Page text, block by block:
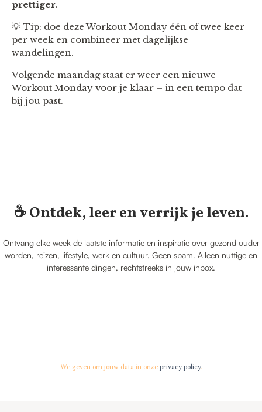
prettiger.
💡 Tip: doe deze Workout Monday één of twee keer
per week en combineer met dagelijkse
wandelingen.
Volgende maandag staat er weer een nieuwe
Workout Monday voor je klaar – in een tempo dat
bij jou past.
☕️ Ontdek, leer en verrijk je leven.
Ontvang elke week de laatste informatie en inspiratie over gezond ouder
worden, reizen, lifestyle, werk en cultuur. Geen spam. Alleen nuttige en
interessante dingen, rechtstreeks in jouw inbox.
We geven om jouw data in onze privacy policy.